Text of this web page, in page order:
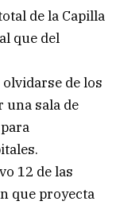
de la Capilla
que del
de los
una sala de
12 de las
que proyecta